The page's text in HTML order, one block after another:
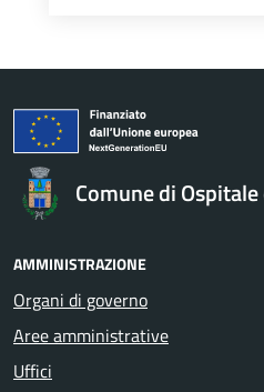
Comune di
AMMINISTRAZIONE
Organi di governo
Aree amministrative
Uffici